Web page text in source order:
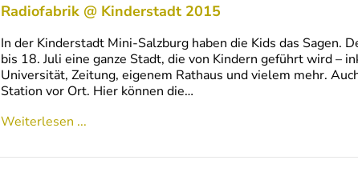
Radiofabrik @ Kinderstadt 2015
In der Kinderstadt Mini-Salzburg haben die Kids das Sagen.
bis 18. Juli eine ganze Stadt, die von Kindern geführt wird –
Universität, Zeitung, eigenem Rathaus und vielem mehr.
Station vor Ort. Hier können die…
Weiterlesen ...